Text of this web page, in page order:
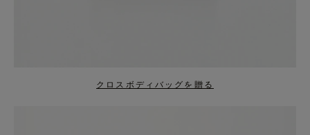
クロスボディバッグを贈る